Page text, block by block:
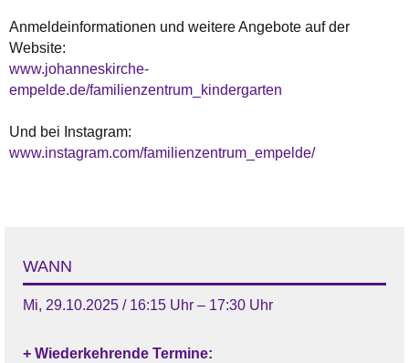
Anmeldeinformationen und weitere Angebote auf der
Website:
www.johanneskirche-
empelde.de/familienzentrum_kindergarten
Und bei Instagram:
www.instagram.com/familienzentrum_empelde/
WANN
Mi, 29.10.2025 / 16:15 Uhr – 17:30 Uhr
+ Wiederkehrende Termine: